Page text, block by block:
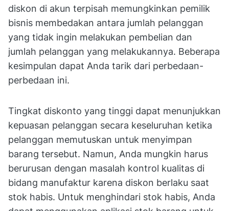
diskon di akun terpisah memungkinkan pemilik
bisnis membedakan antara jumlah pelanggan
yang tidak ingin melakukan pembelian dan
jumlah pelanggan yang melakukannya. Beberapa
kesimpulan dapat Anda tarik dari perbedaan-
perbedaan ini.
Tingkat diskonto yang tinggi dapat menunjukkan
kepuasan pelanggan secara keseluruhan ketika
pelanggan memutuskan untuk menyimpan
barang tersebut. Namun, Anda mungkin harus
berurusan dengan masalah kontrol kualitas di
bidang manufaktur karena diskon berlaku saat
stok habis. Untuk menghindari stok habis, Anda